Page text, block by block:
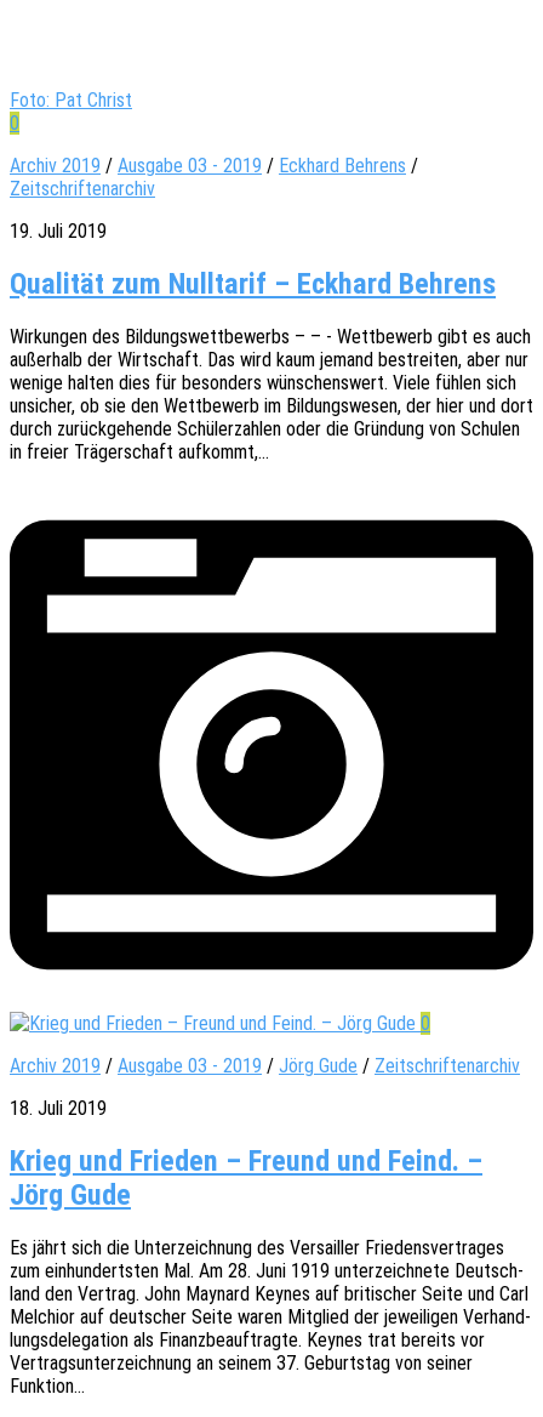
Foto: Pat Christ
0
Archiv 2019 / Ausgabe 03 - 2019 / Eckhard Behrens /
Zeitschriftenarchiv
19. Juli 2019
Qualität zum Nulltarif – Eckhard Behrens
Wirkun­gen des Bildungs­wett­be­werbs – – - Wett­be­werb gibt es auch
außer­halb der Wirt­schaft. Das wird kaum jemand bestrei­ten, aber nur
wenige halten dies für beson­ders wünschens­wert. Viele fühlen sich
unsi­cher, ob sie den Wett­be­werb im Bildungs­we­sen, der hier und dort
durch zurück­ge­hen­de Schü­ler­zah­len oder die Grün­dung von Schu­len
in freier Träger­schaft aufkommt,…
0
Archiv 2019 / Ausgabe 03 - 2019 / Jörg Gude / Zeitschriftenarchiv
18. Juli 2019
Krieg und Frieden – Freund und Feind. –
Jörg Gude
Es jährt sich die Unter­zeich­nung des Versailler Frie­dens­ver­tra­ges
zum einhun­derts­ten Mal. Am 28. Juni 1919 unter­zeich­ne­te Deutsch­
land den Vertrag. John Maynard Keynes auf briti­scher Seite und Carl
Melchi­or auf deut­scher Seite waren Mitglied der jewei­li­gen Verhand­
lungs­de­le­ga­ti­on als Finanz­be­auf­trag­te. Keynes trat bereits vor
Vertrags­un­ter­zeich­nung an seinem 37. Geburts­tag von seiner
Funktion…